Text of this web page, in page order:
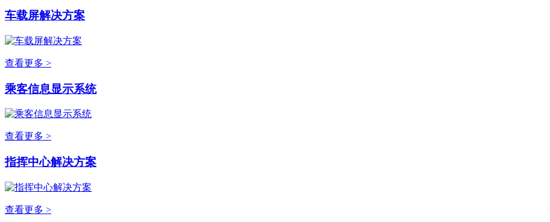
车载屏解决方案
查看更多 >
乘客信息显示系统
查看更多 >
指挥中心解决方案
查看更多 >